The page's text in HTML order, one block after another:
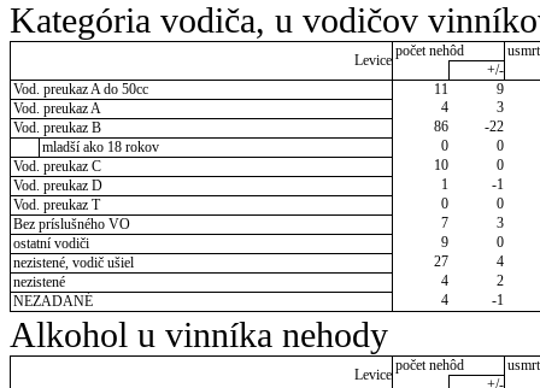
Kategória vodiča, u vodičov
Levice
počet nehôd
+/-
Vod. preukaz A do 50cc
11
9
Vod. preukaz A
4
3
Vod. preukaz B
86
-22
mladší ako 18 rokov
0
0
Vod. preukaz C
10
0
Vod. preukaz D
1
-1
Vod. preukaz T
0
0
Bez príslušného VO
7
3
ostatní vodiči
9
0
nezistené, vodič ušiel
27
4
nezistené
4
2
NEZADANÉ
4 -1
Alkohol u vinníka nehody
Levice
počet nehôd
+/-